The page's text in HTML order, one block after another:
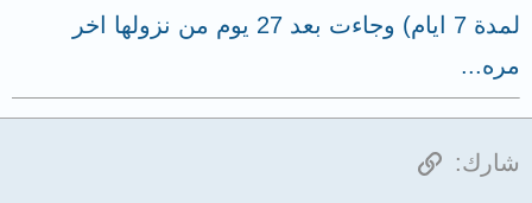
لمدة 7 ايام) وجاءت بعد 27 يوم من نزولها اخر
مره...
شارك: الرابط